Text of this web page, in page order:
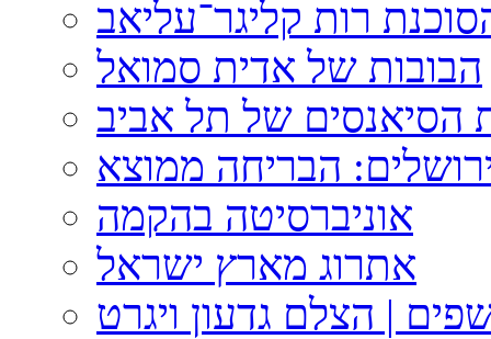
רות קליגר־עליאב
הבובות של אדית סמואל
של תל אביב
הבריחה ממוצא
אוניברסיטה בהקמה
אתרוג מארץ ישראל
| הצלם גדעון ויגרט